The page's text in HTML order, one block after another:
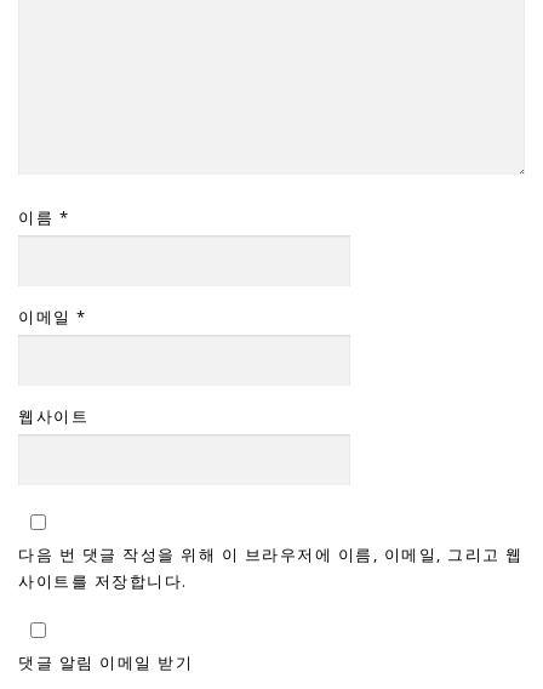
이름 *
이메일 *
웹사이트
다음 번 댓글 작성을 위해 이 브라우저에 이름, 이메일, 그리고 웹
사이트를 저장합니다.
댓글 알림 이메일 받기